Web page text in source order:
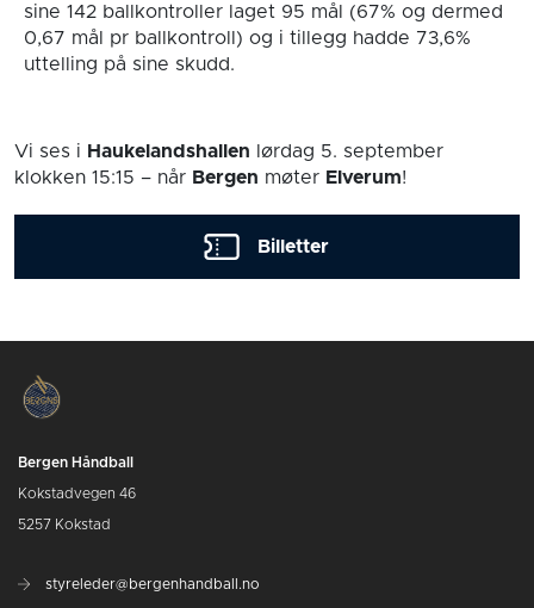
sine 142 ballkontroller laget 95 mål (67% og dermed
0,67 mål pr ballkontroll) og i tillegg hadde 73,6%
uttelling på sine skudd.
Vi ses i Haukelandshallen lørdag 5. september
klokken 15:15 – når Bergen møter Elverum!
Billetter
Bergen Håndball
Kokstadvegen 46
5257 Kokstad
styreleder@bergenhandball.no